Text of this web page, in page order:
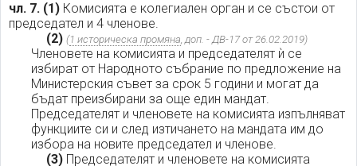
чл. 7. (1) Комисията е колегиален орган и се състои от
председател и 4 членове.
(2) (1 историческа промяна, доп. - ДВ-17 от 26.02.2019)
Членовете на комисията и председателят ѝ се
избират от Народното събрание по предложение на
Министерския съвет за срок 5 години и могат да
бъдат преизбирани за още един мандат.
Председателят и членовете на комисията изпълняват
функциите си и след изтичането на мандата им до
избора на новите председател и членове.
(3) Председателят и членовете на комисията